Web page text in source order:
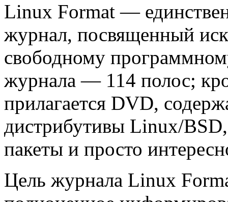
Linux Format —
журнал, посвященный
свободному
журнала — 114 полос;
прилагается DVD,
дистрибутивы Linux/
пакеты и просто
Цель журнала Linux